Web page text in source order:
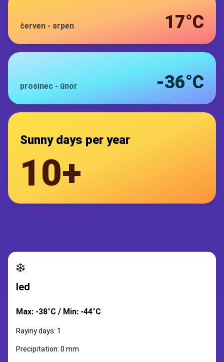
červen - srpen 17°C
prosinec - únor -36°C
Sunny days per year
10+
❄️
led
Max: -38°C / Min: -44°C
Rayiny days: 1
Precipitation: 0 mm